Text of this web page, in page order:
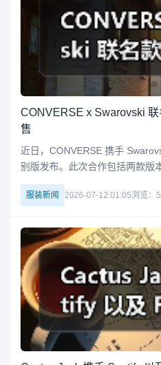
CONVERSE x Swarovski
售
近日，CONVERSE 携手
别版发布。此次合作包括两款版
帆布为基底，经典低帮剪裁搭载
本为 Chuck 70 High，选择复古
服装新闻 2026-07-12 01:05浏览：